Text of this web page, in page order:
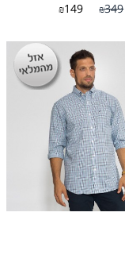
₪349
₪149